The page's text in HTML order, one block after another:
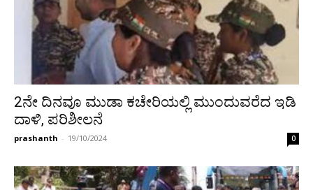
2ನೇ ದಿನವೂ ಮುಡಾ ಕಚೇರಿಯಲ್ಲಿ ಮುಂದುವರೆದ ಇಡಿ
ದಾಳಿ, ಪರಿಶೀಲನೆ
prashanth - 19/10/2024 0